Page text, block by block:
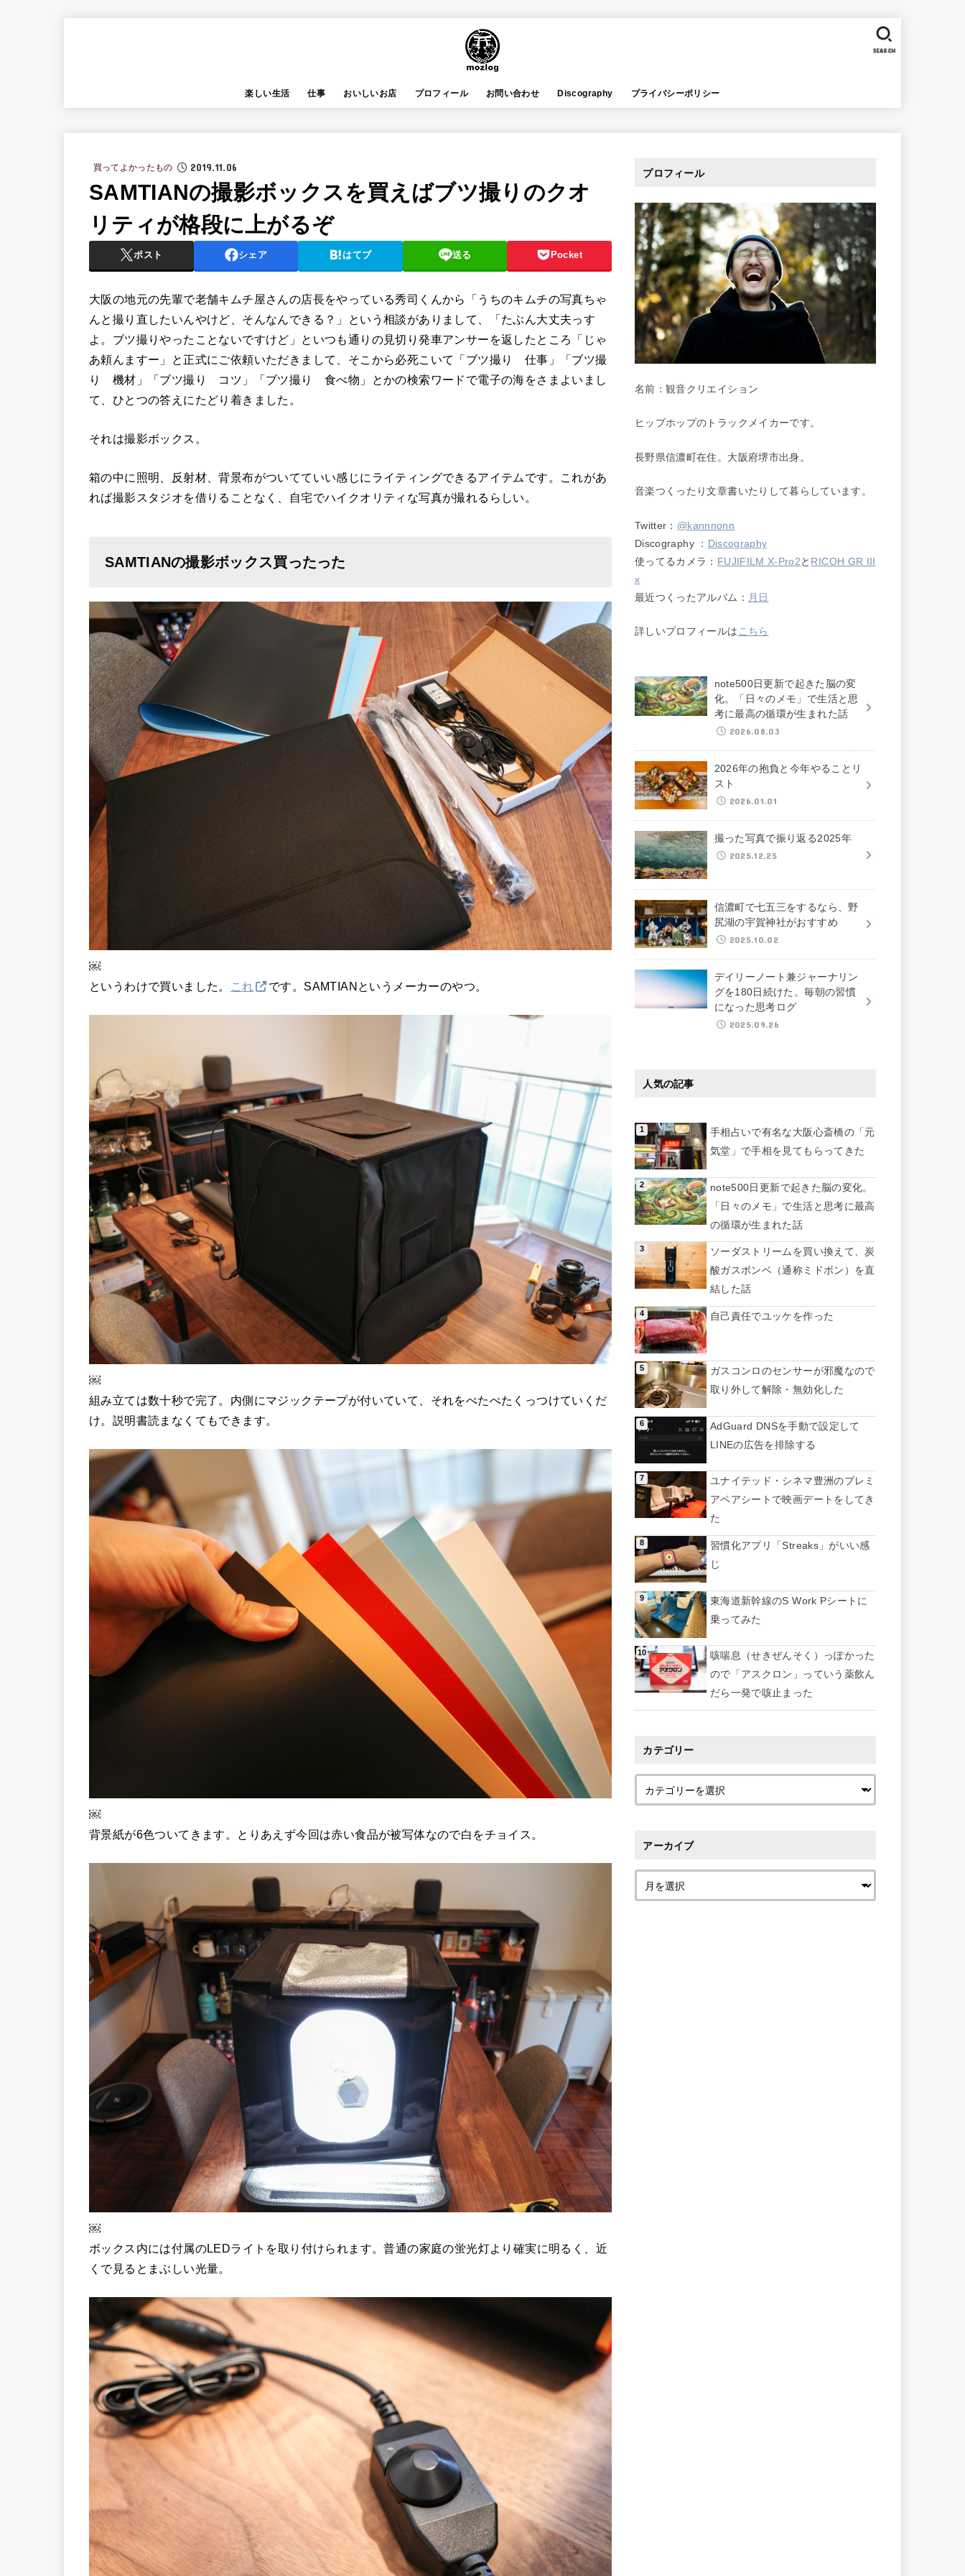
楽しい生活 仕事 おいしいお店 プロフィール お問い合わせ Discography プライバシーポリシー
SEARCH
買ってよかったもの 2019.11.06
SAMTIANの撮影ボックスを買えばブツ撮りのクオ
リティが格段に上がるぞ
ポスト シェア はてブ 送る Pocket
大阪の地元の先輩で老舗キムチ屋さんの店長をやっている秀司くんから「うちのキムチの写真ちゃ
んと撮り直したいんやけど、そんなんできる？」という相談がありまして、「たぶん大丈夫っす
よ。ブツ撮りやったことないですけど」といつも通りの見切り発車アンサーを返したところ「じゃ
あ頼んますー」と正式にご依頼いただきまして、そこから必死こいて「ブツ撮り 仕事」「ブツ撮
り 機材」「ブツ撮り コツ」「ブツ撮り 食べ物」とかの検索ワードで電子の海をさまよいまし
て、ひとつの答えにたどり着きました。
それは撮影ボックス。
箱の中に照明、反射材、背景布がついてていい感じにライティングできるアイテムです。これがあ
れば撮影スタジオを借りることなく、自宅でハイクオリティな写真が撮れるらしい。
SAMTIANの撮影ボックス買ったった
￼
というわけで買いました。
これ です。SAMTIANというメーカーのやつ。
￼
組み立ては数十秒で完了。内側にマジックテープが付いていて、それをぺたぺたくっつけていくだ
け。説明書読まなくてもできます。
￼
背景紙が6色ついてきます。とりあえず今回は赤い食品が被写体なので白をチョイス。
￼
ボックス内には付属のLEDライトを取り付けられます。普通の家庭の蛍光灯より確実に明るく、近
くで見るとまぶしい光量。
プロフィール
名前：観音クリエイション
ヒップホップのトラックメイカーです。
長野県信濃町在住。大阪府堺市出身。
音楽つくったり文章書いたりして暮らしています。
Twitter： @kannnonn
Discography ： Discography
使ってるカメラ： FUJIFILM X-Pro2と RICOH GR III
x
最近つくったアルバム： 月日
詳しいプロフィールは こちら
note500日更新で起きた脳の変
化。「日々のメモ」で生活と思
考に最高の循環が生まれた話
2026.08.03
2026年の抱負と今年やることリ
スト
2026.01.01
撮った写真で振り返る2025年
2025.12.25
信濃町で七五三をするなら、野
尻湖の宇賀神社がおすすめ
2025.10.02
デイリーノート兼ジャーナリン
グを180日続けた。毎朝の習慣
になった思考ログ
2025.09.26
人気の記事
手相占いで有名な大阪心斎橋の「元
気堂」で手相を見てもらってきた
note500日更新で起きた脳の変化。
「日々のメモ」で生活と思考に最高
の循環が生まれた話
ソーダストリームを買い換えて、炭
酸ガスボンベ（通称ミドボン）を直
結した話
自己責任でユッケを作った
ガスコンロのセンサーが邪魔なので
取り外して解除・無効化した
AdGuard DNSを手動で設定して
LINEの広告を排除する
ユナイテッド・シネマ豊洲のプレミ
アペアシートで映画デートをしてき
た
習慣化アプリ「Streaks」がいい感
じ
東海道新幹線のS Work Pシートに
乗ってみた
咳喘息（せきぜんそく）っぽかった
ので「アスクロン」っていう薬飲ん
だら一発で咳止まった
カテゴリー
アーカイブ